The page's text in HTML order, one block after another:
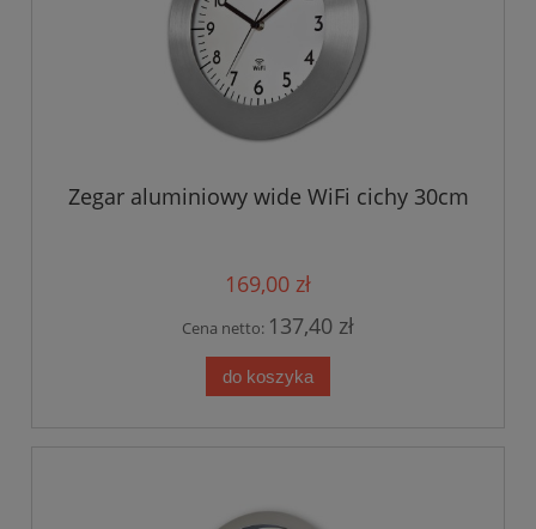
Zegar aluminiowy wide WiFi cichy 30cm
169,00 zł
Cena netto: 137,40 zł
do koszyka